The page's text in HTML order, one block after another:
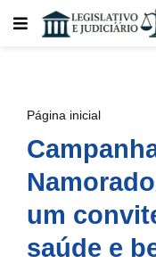
Página inicial
um
saúde e